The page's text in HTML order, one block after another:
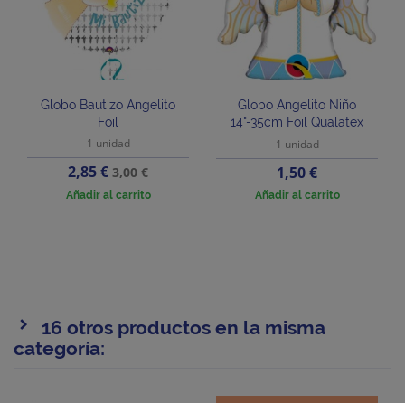
Globo Bautizo Angelito
Foil
1 unidad
Precio
2,85 €Precio
base
3,00 €
Añadir al carrito
Globo Angelito Niño
14"-35cm Foil Qualatex
1 unidad
Precio
1,50 €
Añadir al carrito
16 otros productos en la misma
categoría: